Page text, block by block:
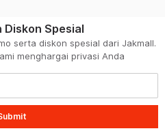
Diskon Spesial
serta diskon spesial dari Jakmall.
menghargai privasi Anda